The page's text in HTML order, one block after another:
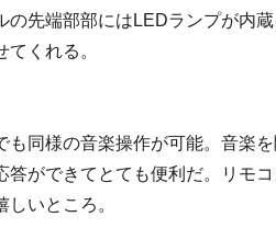
の先端部部にはLEDランプが内
くれる。
も同様の音楽操作が可能。音楽
答ができてとても便利だ。リモ
いところ。